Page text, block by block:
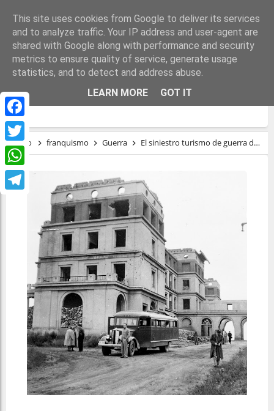
Facebook
Twitter
WhatsApp
EL SINIESTRO TURISMO DE GUERRA DE
FRANCO
Inicio franquismo Guerra El siniestro turismo de guerra de Franco
This site uses cookies from Google to deliver its services
and to analyze traffic. Your IP address and user-agent are
shared with Google along with performance and security
metrics to ensure quality of service, generate usage
statistics, and to detect and address abuse.
LEARN MORE
GOT IT